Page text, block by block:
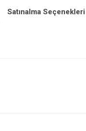
Satınalma Seçenekleri